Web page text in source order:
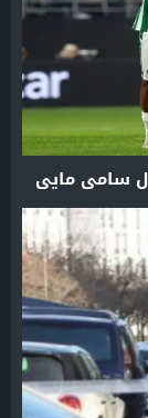
سامي مايي